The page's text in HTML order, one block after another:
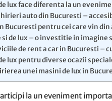
lux face diferenta la un
auto din Bucuresti –
Bucuresti pentru cei care vin din
de lux – o investitie in imagine
de rent a car in Bucuresti –
lux pentru diverse ocazii
unei masini de lux in
la un eveniment